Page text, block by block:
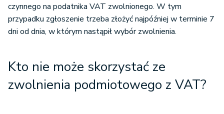
czynnego na podatnika VAT zwolnionego. W tym
przypadku zgłoszenie trzeba złożyć najpóźniej w terminie 7
dni od dnia, w którym nastąpił wybór zwolnienia.
Kto nie może skorzystać ze
zwolnienia podmiotowego z VAT?